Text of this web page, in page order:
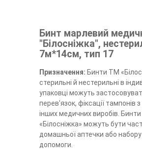
Бинт марлевий
"Білосніжка",
7м*14см, тип 17
Призначення: Бинти ТМ
стерильні й нестерильні в
упаковці можуть
перев'язок, фіксації тампонів
інших медичних виробів.
«Білосніжка» можуть бути
домашньої аптечки або
допомоги.